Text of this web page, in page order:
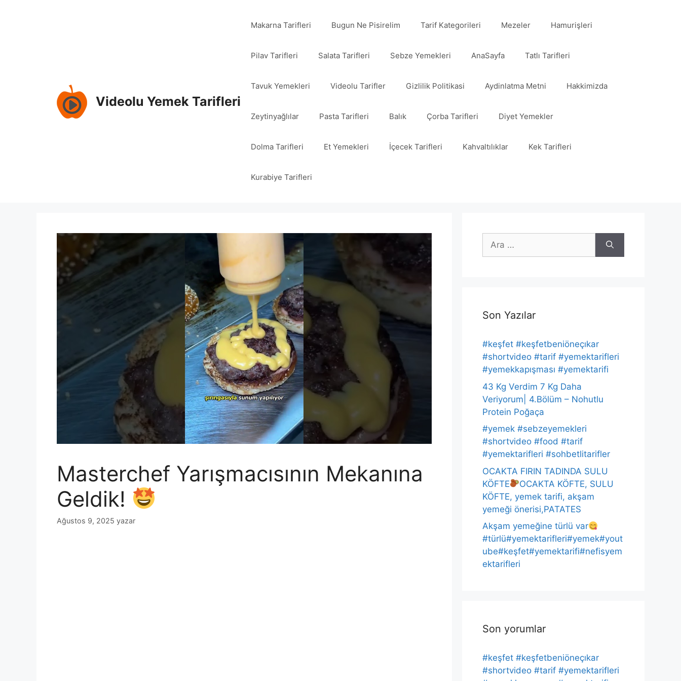
Videolu Yemek Tarifleri
Makarna Tarifleri Bugun Ne Pisirelim Tarif Kategorileri Mezeler Hamurişleri
Pilav Tarifleri Salata Tarifleri Sebze Yemekleri AnaSayfa Tatlı Tarifleri
Tavuk Yemekleri Videolu Tarifler Gizlilik Politikasi Aydinlatma Metni Hakkimizda
Zeytinyağlılar Pasta Tarifleri Balık Çorba Tarifleri Diyet Yemekler
Dolma Tarifleri Et Yemekleri İçecek Tarifleri Kahvaltılıklar Kek Tarifleri
Kurabiye Tarifleri
Masterchef Yarışmacısının Mekanına
Geldik!
Ağustos 9, 2025 yazar
için
Son Yazılar
#keşfet #keşfetbeniöneçıkar
#shortvideo #tarif #yemektarifleri
#yemekkapışması #yemektarifi
43 Kg Verdim 7 Kg Daha
Veriyorum| 4.Bölüm – Nohutlu
Protein Poğaça
#yemek #sebzeyemekleri
#shortvideo #food #tarif
#yemektarifleri #sohbetlitarifler
OCAKTA FIRIN TADINDA SULU
KÖFTE
OCAKTA KÖFTE, SULU
KÖFTE, yemek tarifi, akşam
yemeği önerisi,PATATES
Akşam yemeğine türlü var
#türlü#yemektarifleri#yemek#yout
ube#keşfet#yemektarifi#nefisyem
ektarifleri
Son yorumlar
#keşfet #keşfetbeniöneçıkar
#shortvideo #tarif #yemektarifleri